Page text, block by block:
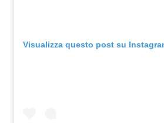
Visualizza questo post su